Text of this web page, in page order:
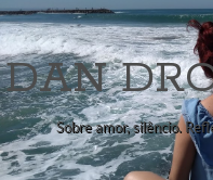
DAN
Sobre amor, silêncio.